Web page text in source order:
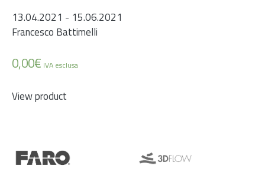
13.04.2021 - 15.06.2021
Francesco Battimelli
0,00€ IVA esclusa
View product